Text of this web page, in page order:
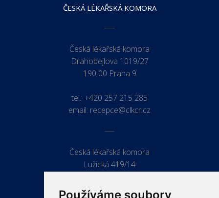
Používáme soubory
ČESKÁ LÉKAŘSKÁ KOMORA
Česká lékařská komora
Drahobejlova 1019/27
190 00 Praha 9
tel.: +420 257 215 285
email: recepce@clkcr.cz
Česká lékařská komora
Lužická 419/14